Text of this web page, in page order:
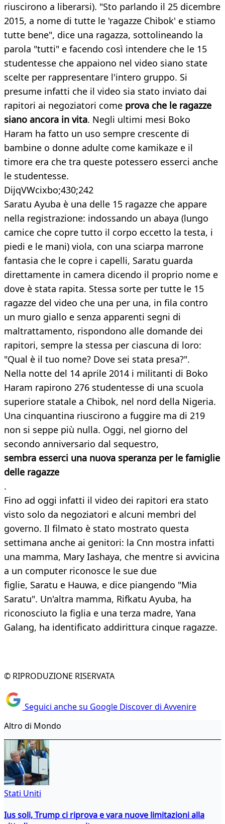
riuscirono a liberarsi). "Sto parlando il 25 dicembre
2015, a nome di tutte le 'ragazze Chibok' e stiamo
tutte bene", dice una ragazza, sottolineando la
parola "tutti" e facendo così intendere che le 15
studentesse che appaiono nel video siano state
scelte per rappresentare l'intero gruppo. Si
presume infatti che il video sia stato inviato dai
rapitori ai negoziatori come prova che le ragazze
siano ancora in vita. Negli ultimi mesi Boko
Haram ha fatto un uso sempre crescente di
bambine o donne adulte come kamikaze e il
timore era che tra queste potessero esserci anche
le studentesse.
DijqVWcixbo;430;242
Saratu Ayuba è una delle 15 ragazze che appare
nella registrazione: indossando un abaya (lungo
camice che copre tutto il corpo eccetto la testa, i
piedi e le mani) viola, con una sciarpa marrone
fantasia che le copre i capelli, Saratu guarda
direttamente in camera dicendo il proprio nome e
dove è stata rapita. Stessa sorte per tutte le 15
ragazze del video che una per una, in fila contro
un muro giallo e senza apparenti segni di
maltrattamento, rispondono alle domande dei
rapitori, sempre la stessa per ciascuna di loro:
"Qual è il tuo nome? Dove sei stata presa?".
Nella notte del 14 aprile 2014 i militanti di Boko
Haram rapirono 276 studentesse di una scuola
superiore statale a Chibok, nel nord della Nigeria.
Una cinquantina riuscirono a fuggire ma di 219
non si seppe più nulla. Oggi, nel giorno del
secondo anniversario dal sequestro,
sembra esserci una nuova speranza per le famiglie
delle ragazze
.
Fino ad oggi infatti il video dei rapitori era stato
visto solo da negoziatori e alcuni membri del
governo. Il filmato è stato mostrato questa
settimana anche ai genitori: la Cnn mostra infatti
una mamma, Mary Iashaya, che mentre si avvicina
a un computer riconosce le sue due
figlie, Saratu e Hauwa, e dice piangendo "Mia
Saratu". Un'altra mamma, Rifkatu Ayuba, ha
riconosciuto la figlia e una terza madre, Yana
Galang, ha identificato addirittura cinque ragazze.
© RIPRODUZIONE RISERVATA
Seguici anche su Google Discover di Avvenire
Altro di Mondo
Stati Uniti
Ius soli, Trump ci riprova e vara nuove limitazioni alla